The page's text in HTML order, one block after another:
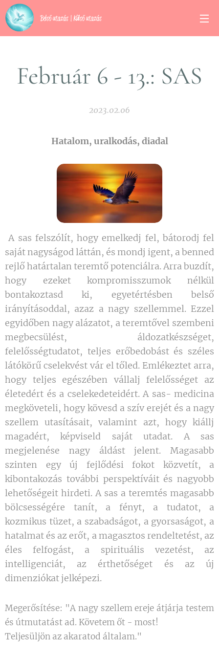
Belső utazás | Külső utazás
Február 6 - 13.: SAS
2023.02.06
Hatalom, uralkodás, diadal
A sas felszólít, hogy emelkedj fel, bátorodj fel
saját nagyságod láttán, és mondj igent, a benned
rejlő határtalan teremtő potenciálra. Arra buzdít,
hogy ezeket kompromisszumok nélkül
bontakoztasd ki, egyetértésben belső
irányításoddal, azaz a nagy szellemmel. Ezzel
egyidőben nagy alázatot, a teremtővel szembeni
megbecsülést, áldozatkészséget,
felelősségtudatot, teljes erőbedobást és széles
látókörű cselekvést vár el tőled. Emlékeztet arra,
hogy teljes egészében vállalj felelősséget az
életedért és a cselekedeteidért. A sas- medicina
megköveteli, hogy kövesd a szív erejét és a nagy
szellem utasításait, valamint azt, hogy kiállj
magadért, képviseld saját utadat. A sas
megjelenése nagy áldást jelent. Magasabb
szinten egy új fejlődési fokot közvetít, a
kibontakozás további perspektíváit és nagyobb
lehetőségeit hirdeti. A sas a teremtés magasabb
bölcsességére tanít, a fényt, a tudatot, a
kozmikus tüzet, a szabadságot, a gyorsaságot, a
hatalmat és az erőt, a magasztos rendeltetést, az
éles felfogást, a spirituális vezetést, az
intelligenciát, az érthetőséget és az új
dimenziókat jelképezi.
Megerősítése: "A nagy szellem ereje átjárja testem
és útmutatást ad. Követem őt - most!
Teljesüljön az akaratod általam."